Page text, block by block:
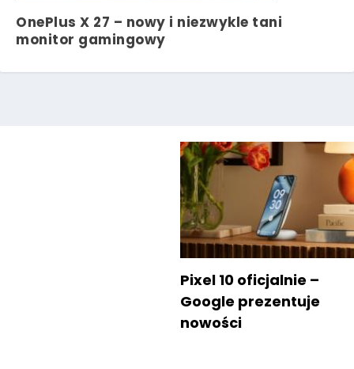
OnePlus X 27 – nowy i niezwykle tani
monitor gamingowy
Pixel 10 oficjalnie –
Google prezentuje
nowości